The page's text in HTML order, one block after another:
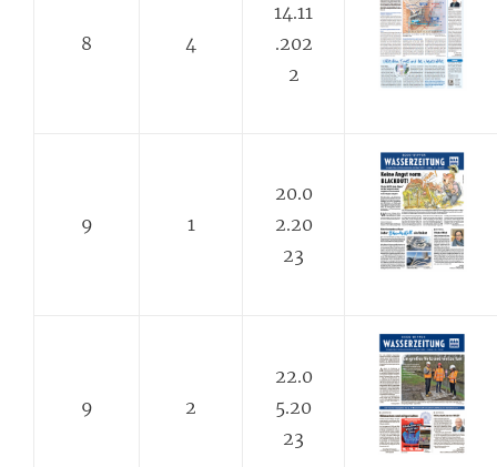
8 4
14.11
.202
2
9 1
20.0
2.20
23
9 2
22.0
5.20
23